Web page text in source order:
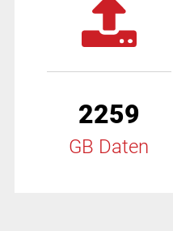
2259
GB Daten